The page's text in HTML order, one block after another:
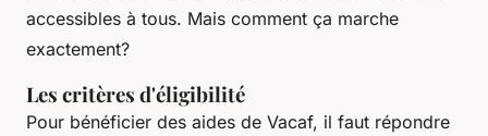
accessibles à tous. Mais comment ça marche
exactement?
Les critères d'éligibilité
Pour bénéficier des aides de Vacaf, il faut répondre